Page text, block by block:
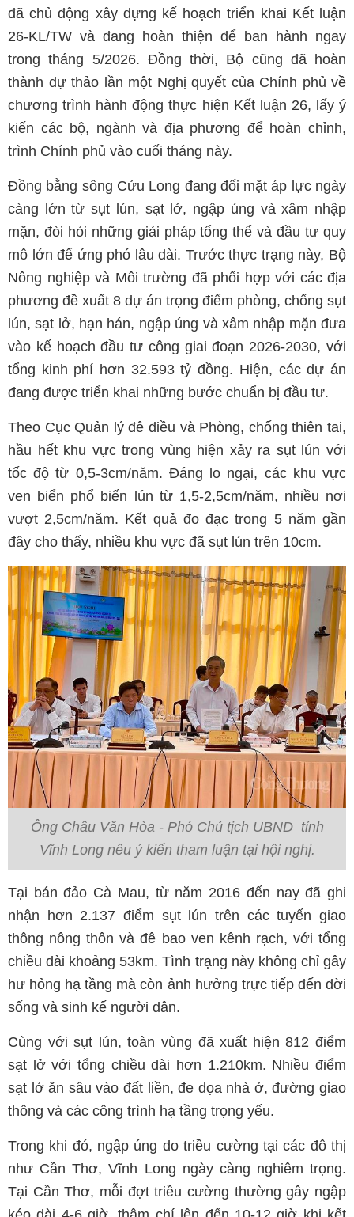
đã chủ động xây dựng kế hoạch triển khai Kết luận
26-KL/TW và đang hoàn thiện để ban hành ngay
trong tháng 5/2026. Đồng thời, Bộ cũng đã hoàn
thành dự thảo lần một Nghị quyết của Chính phủ về
chương trình hành động thực hiện Kết luận 26, lấy ý
kiến các bộ, ngành và địa phương để hoàn chỉnh,
trình Chính phủ vào cuối tháng này.
Đồng bằng sông Cửu Long đang đối mặt áp lực ngày
càng lớn từ sụt lún, sạt lở, ngập úng và xâm nhập
mặn, đòi hỏi những giải pháp tổng thể và đầu tư quy
mô lớn để ứng phó lâu dài. Trước thực trạng này, Bộ
Nông nghiệp và Môi trường đã phối hợp với các địa
phương đề xuất 8 dự án trọng điểm phòng, chống sụt
lún, sạt lở, hạn hán, ngập úng và xâm nhập mặn đưa
vào kế hoạch đầu tư công giai đoạn 2026-2030, với
tổng kinh phí hơn 32.593 tỷ đồng. Hiện, các dự án
đang được triển khai những bước chuẩn bị đầu tư.
Theo Cục Quản lý đê điều và Phòng, chống thiên tai,
hầu hết khu vực trong vùng hiện xảy ra sụt lún với
tốc độ từ 0,5-3cm/năm. Đáng lo ngại, các khu vực
ven biển phổ biến lún từ 1,5-2,5cm/năm, nhiều nơi
vượt 2,5cm/năm. Kết quả đo đạc trong 5 năm gần
đây cho thấy, nhiều khu vực đã sụt lún trên 10cm.
Ông Châu Văn Hòa - Phó Chủ tịch UBND tỉnh
Vĩnh Long nêu ý kiến tham luận tại hội nghị.
Tại bán đảo Cà Mau, từ năm 2016 đến nay đã ghi
nhận hơn 2.137 điểm sụt lún trên các tuyến giao
thông nông thôn và đê bao ven kênh rạch, với tổng
chiều dài khoảng 53km. Tình trạng này không chỉ gây
hư hỏng hạ tầng mà còn ảnh hưởng trực tiếp đến đời
sống và sinh kế người dân.
Cùng với sụt lún, toàn vùng đã xuất hiện 812 điểm
sạt lở với tổng chiều dài hơn 1.210km. Nhiều điểm
sạt lở ăn sâu vào đất liền, đe dọa nhà ở, đường giao
thông và các công trình hạ tầng trọng yếu.
Trong khi đó, ngập úng do triều cường tại các đô thị
như Cần Thơ, Vĩnh Long ngày càng nghiêm trọng.
Tại Cần Thơ, mỗi đợt triều cường thường gây ngập